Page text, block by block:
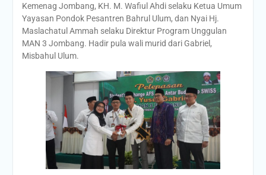
Kemenag Jombang, KH. M. Wafiul Ahdi selaku Ketua Umum
Yayasan Pondok Pesantren Bahrul Ulum, dan Nyai Hj.
Maslachatul Ammah selaku Direktur Program Unggulan
MAN 3 Jombang. Hadir pula wali murid dari Gabriel,
Misbahul Ulum.